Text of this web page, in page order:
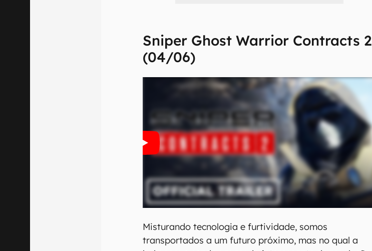
Sniper Ghost Warrior Contracts 2
(04/06)
Misturando tecnologia e furtividade, somos
transportados a um futuro próximo, mas no qual a